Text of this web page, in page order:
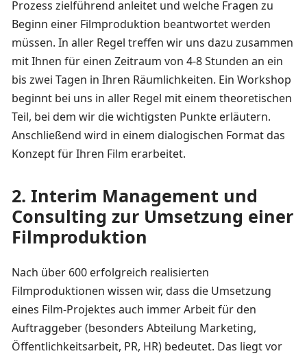
Prozess zielführend anleitet und welche Fragen zu
Beginn einer Filmproduktion beantwortet werden
müssen. In aller Regel treffen wir uns dazu zusammen
mit Ihnen für einen Zeitraum von 4-8 Stunden an ein
bis zwei Tagen in Ihren Räumlichkeiten. Ein Workshop
beginnt bei uns in aller Regel mit einem theoretischen
Teil, bei dem wir die wichtigsten Punkte erläutern.
Anschließend wird in einem dialogischen Format das
Konzept für Ihren Film erarbeitet.
2. Interim Management und
Consulting zur Umsetzung einer
Filmproduktion
Nach über 600 erfolgreich realisierten
Filmproduktionen wissen wir, dass die Umsetzung
eines Film-Projektes auch immer Arbeit für den
Auftraggeber (besonders Abteilung Marketing,
Öffentlichkeitsarbeit, PR, HR) bedeutet. Das liegt vor